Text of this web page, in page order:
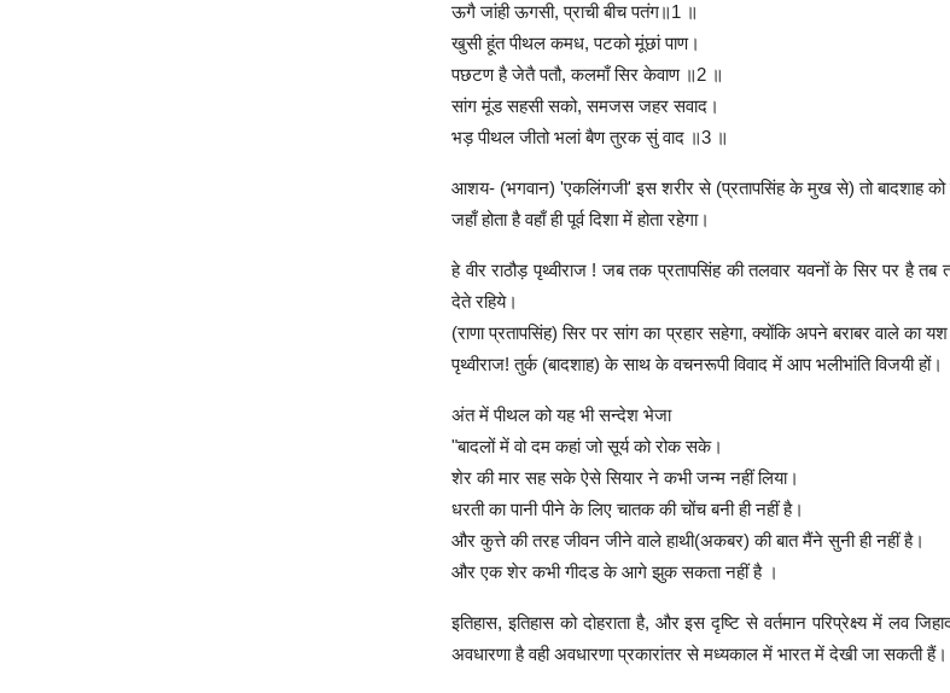
ऊगै जांही ऊगसी, प्राची बीच पतंग॥1 ॥
खुसी हूंत पीथल कमध, पटको मूंछां पाण।
पछटण है जेतै पतौ, कलमाँ सिर केवाण ॥2 ॥
सांग मूंड सहसी सको, समजस जहर सवाद।
भड़ पीथल जीतो भलां बैण तुरक सुं वाद ॥3 ॥
आशय- (भगवान) 'एकलिंगजी' इस शरीर से (प्रतापसिंह के मुख से) तो बादशाह को
जहाँ होता है वहाँ ही पूर्व दिशा में होता रहेगा।
हे वीर राठौड़ पृथ्वीराज ! जब तक प्रतापसिंह की तलवार यवनों के सिर पर है
देते रहिये।
(राणा प्रतापसिंह) सिर पर सांग का प्रहार सहेगा, क्योंकि अपने बराबर वाले का
पृथ्वीराज! तुर्क (बादशाह) के साथ के वचनरूपी विवाद में आप भलीभांति विजयी हों।
अंत में पीथल को यह भी सन्देश भेजा
"बादलों में वो दम कहां जो सूर्य को रोक सके।
शेर की मार सह सके ऐसे सियार ने कभी जन्म नहीं लिया।
धरती का पानी पीने के लिए चातक की चोंच बनी ही नहीं है।
और कुत्ते की तरह जीवन जीने वाले हाथी(अकबर) की बात मैंने सुनी ही नहीं है।
और एक शेर कभी गीदड के आगे झुक सकता नहीं है ।
इतिहास, इतिहास को दोहराता है, और इस दृष्टि से वर्तमान परिप्रेक्ष्य में लव
अवधारणा है वही अवधारणा प्रकारांतर से मध्यकाल में भारत में देखी जा सकती हैं।